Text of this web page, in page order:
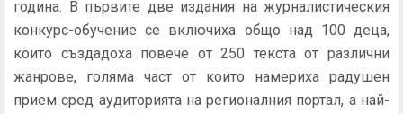
година. В първите две издания на журналистическия
конкурс-обучение се включиха общо над 100 деца,
които създадоха повече от 250 текста от различни
жанрове, голяма част от които намериха радушен
прием сред аудиторията на регионалния портал, а най-